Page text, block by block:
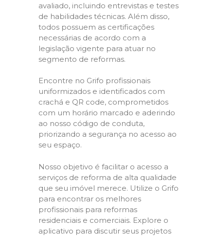
avaliado, incluindo entrevistas e testes
de habilidades técnicas. Além disso,
todos possuem as certificações
necessárias de acordo com a
legislação vigente para atuar no
segmento de reformas.
Encontre no Grifo profissionais
uniformizados e identificados com
crachá e QR code, comprometidos
com um horário marcado e aderindo
ao nosso código de conduta,
priorizando a segurança no acesso ao
seu espaço.
Nosso objetivo é facilitar o acesso a
serviços de reforma de alta qualidade
que seu imóvel merece. Utilize o Grifo
para encontrar os melhores
profissionais para reformas
residenciais e comerciais. Explore o
aplicativo para discutir seus projetos